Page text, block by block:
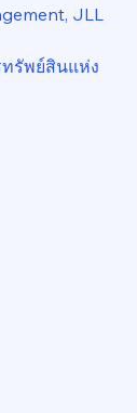
JLL
รัพย์สินแห่ง